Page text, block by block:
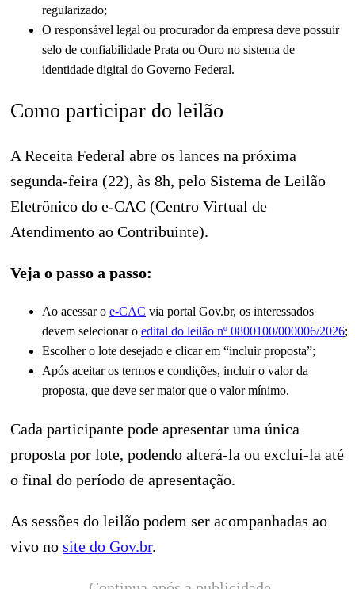
regularizado;
O responsável legal ou procurador da empresa deve possuir
selo de confiabilidade Prata ou Ouro no sistema de
identidade digital do Governo Federal.
Como participar do leilão
A Receita Federal abre os lances na próxima
segunda-feira (22), às 8h, pelo Sistema de Leilão
Eletrônico do e-CAC (Centro Virtual de
Atendimento ao Contribuinte).
Veja o passo a passo:
Ao acessar o e-CAC via portal Gov.br, os interessados
devem selecionar o edital do leilão nº 0800100/000006/2026;
Escolher o lote desejado e clicar em “incluir proposta”;
Após aceitar os termos e condições, incluir o valor da
proposta, que deve ser maior que o valor mínimo.
Cada participante pode apresentar uma única
proposta por lote, podendo alterá-la ou excluí-la até
o final do período de apresentação.
As sessões do leilão podem ser acompanhadas ao
vivo no site do Gov.br.